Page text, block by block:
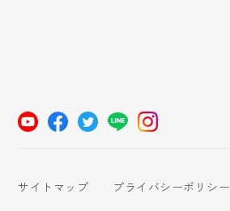
サイトマップ プライバシーポリシー